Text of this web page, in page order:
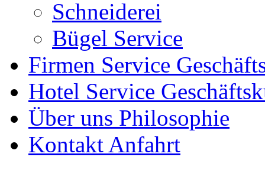
Schneiderei
Bügel Service
Firmen Service
Hotel Service
Über uns Philosophie
Kontakt Anfahrt